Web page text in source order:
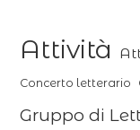
Attività
Concerto letterario
Gruppo di